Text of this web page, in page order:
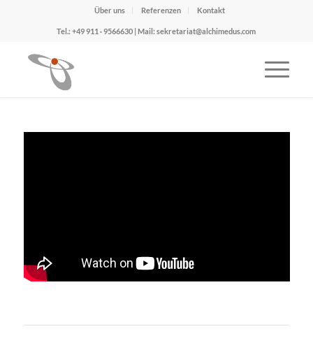
Über uns Referenzen Kontakt
Tel.: +49 911 · 9566630 | Mail: sekretariat@alchimedus.com